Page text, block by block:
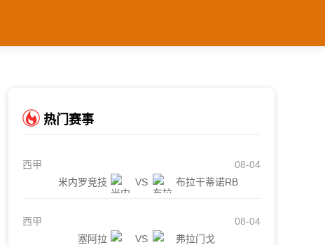
热门赛事
西甲
08-04
米内罗竞技
VS 布拉干蒂诺RB
西甲
08-04
塞阿拉
VS 弗拉门戈